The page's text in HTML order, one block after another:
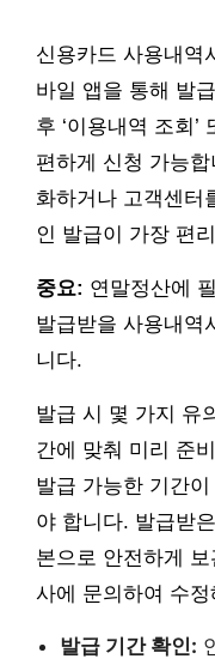
신용카드 사용내역
바일 앱을 통해 발
후 ‘이용내역 조회’
편하게 신청 가능
화하거나 고객센터
인 발급이 가장 편
중요: 연말정산에
발급받을 사용내역
니다.
발급 시 몇 가지 유
간에 맞춰 미리 준
발급 가능한 기간
야 합니다. 발급받
본으로 안전하게
사에 문의하여 수
발급 기간 확인: